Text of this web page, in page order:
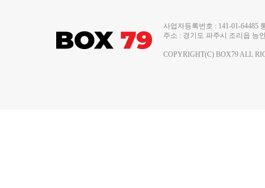
사업자등록번호 : 141-01-
주소 : 경기도 파주시 조리읍 능
COPYRIGHT(C) BOX79 ALL